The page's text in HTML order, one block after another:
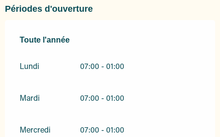
Périodes d'ouverture
Toute l'année
Toute l'année
Lundi 07:00 - 01:00
Mardi 07:00 - 01:00
Mercredi 07:00 - 01:00